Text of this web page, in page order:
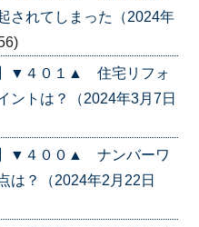
されてしまった（2024年
】▼４０１▲ 住宅リフォ
ントは？（2024年3月7日
】▼４００▲ ナンバーワ
は？（2024年2月22日